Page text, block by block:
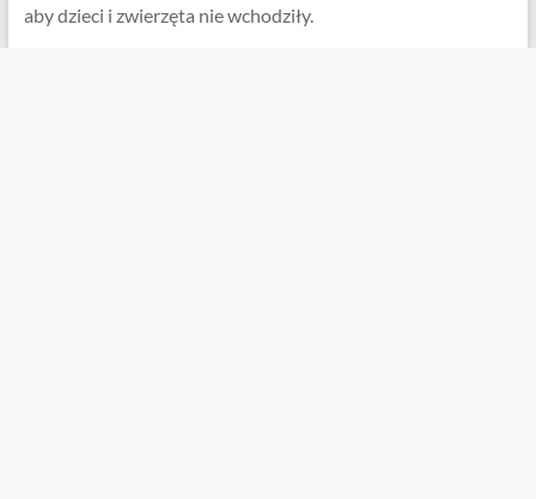
aby dzieci i zwierzęta nie wchodziły.